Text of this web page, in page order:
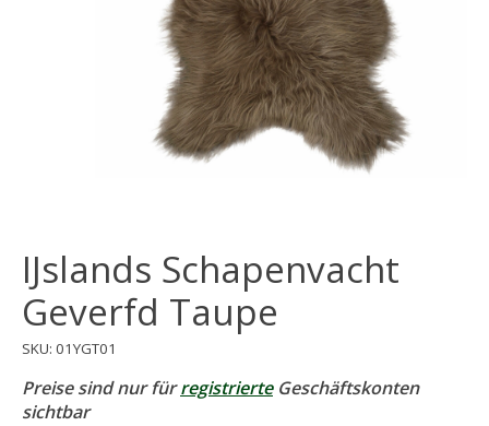
IJslands Schapenvacht
Geverfd Taupe
SKU: 01YGT01
Preise sind nur fürregistrierteGeschäftskonten
sichtbar